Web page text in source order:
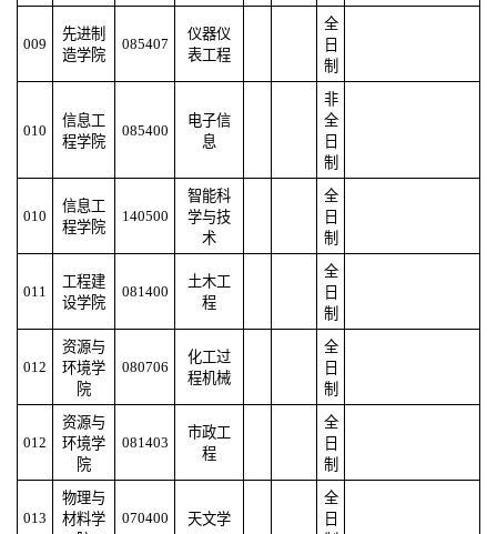
009
先进制
造学院
085407
仪器仪
表工程
全
日
制
010
信息工
程学院
085400
电子信
息
非
全
日
制
010
信息工
程学院
140500
智能科
学与技
术
全
日
制
011
工程建
设学院
081400
土木工
程
全
日
制
012
资源与
环境学
院
080706
化工过
程机械
全
日
制
012
资源与
环境学
院
081403
市政工
程
全
日
制
013
物理与
材料学
070400 天文学
全
日